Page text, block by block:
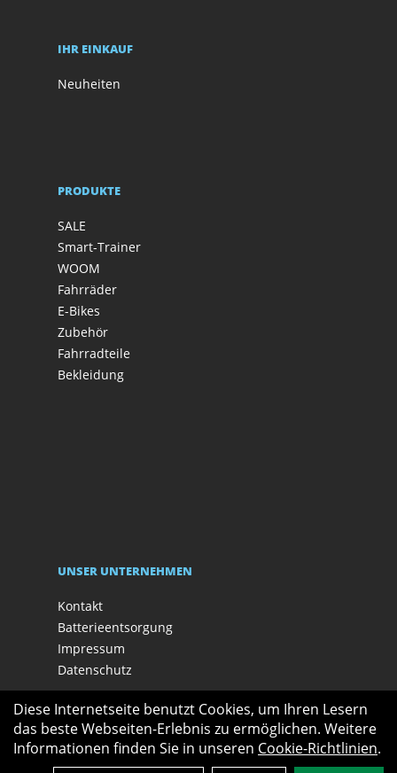
IHR EINKAUF
Neuheiten
PRODUKTE
SALE
Smart-Trainer
WOOM
Fahrräder
E-Bikes
Zubehör
Fahrradteile
Bekleidung
UNSER UNTERNEHMEN
Kontakt
Batterieentsorgung
Impressum
Datenschutz
Diese Internetseite benutzt Cookies, um Ihren Lesern
das beste Webseiten-Erlebnis zu ermöglichen. Weitere
Informationen finden Sie in unseren Cookie-Richtlinien.